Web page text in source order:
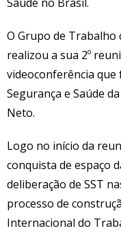
O Grupo de
realizou a sua 2º
videoconferência que
Segurança e Saúde
Neto.
Logo no início da
conquista de espaço
deliberação de SST
processo de
Internacional do